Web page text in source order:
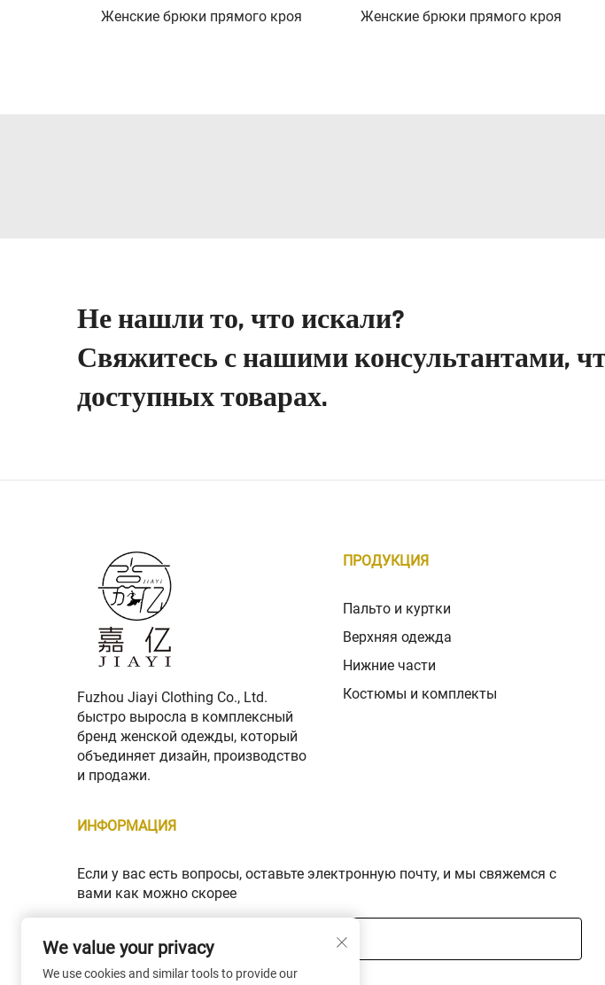
Женские брюки прямого кроя
Женские брюки прямого кроя
Не нашли то, что искали?
Свяжитесь с нашими консультантами,
доступных товарах.
Fuzhou Jiayi Clothing Co., Ltd.
быстро выросла в комплексный
бренд женской одежды, который
объединяет дизайн, производство
и продажи.
ПРОДУКЦИЯ
Пальто и куртки
Верхняя одежда
Нижние части
Костюмы и комплекты
ИНФОРМАЦИЯ
Если у вас есть вопросы, оставьте электронную почту, и мы свяжемся с
вами как можно скорее
Ваш адрес электронной почты *
We value your privacy
We use cookies and similar tools to provide our